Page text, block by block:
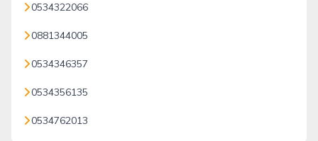
0534322066
0881344005
0534346357
0534356135
0534762013